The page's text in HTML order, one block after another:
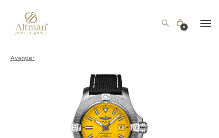
0
Avenger